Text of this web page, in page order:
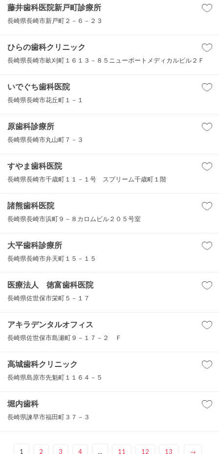
藤井歯科医院新戸町診療所
長崎県長崎市新戸町２－６－２３
ひらの歯科クリニック
長崎県長崎市畝刈町１６１３－８５ニューポートメディカルビル２Ｆ
いでぐち歯科医院
長崎県長崎市花丘町１－１
原歯科診療所
長崎県長崎市丸山町７－３
すやま歯科医院
長崎県長崎市千歳町１１－１号 スプリーム千歳町１階
諸熊歯科医院
長崎県長崎市浜町９－８カロムビル２０５号室
大平歯科診療所
長崎県長崎市弁天町１５－１５
医療法人 徳富歯科医院
長崎県佐世保市栄町５－１７
アキラデンタルオフィス
長崎県佐世保市島瀬町９－１７－２ Ｆ
高城歯科クリニック
長崎県島原市先魁町１１６４－５
堀内歯科
長崎県諫早市福田町３７－３
1 2 3 4 ... 11 12 13 →